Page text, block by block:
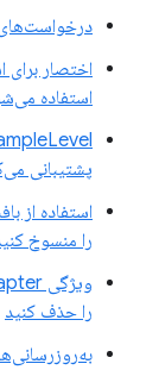
درخواست‌های
اختصار برای
استفاده
پشتیبانی
را منسوخ
را حذف کنید